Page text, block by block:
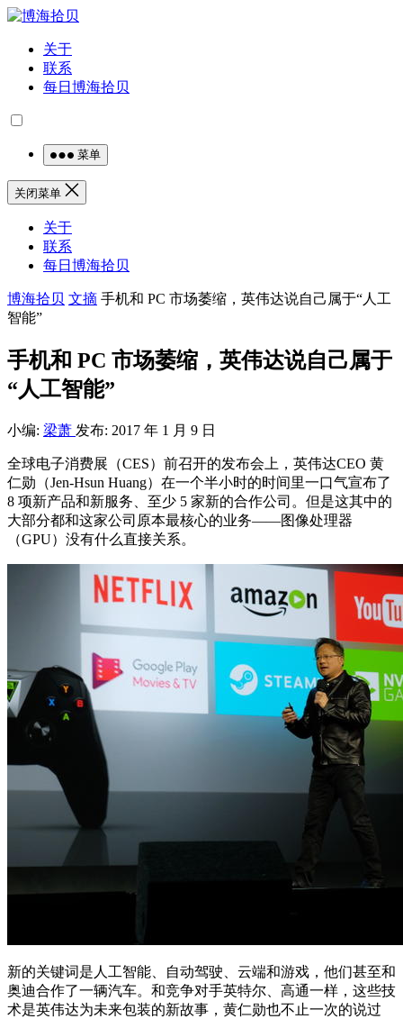
关于
联系
每日博海拾贝
菜单
关闭菜单
关于
联系
每日博海拾贝
博海拾贝 文摘 手机和 PC 市场萎缩，英伟达说自己属于“人工
智能”
手机和 PC 市场萎缩，英伟达说自己属于
“人工智能”
小编: 梁萧 发布: 2017 年 1 月 9 日
全球电子消费展（CES）前召开的发布会上，英伟达CEO 黄
仁勋（Jen-Hsun Huang）在一个半小时的时间里一口气宣布了
8 项新产品和新服务、至少 5 家新的合作公司。但是这其中的
大部分都和这家公司原本最核心的业务——图像处理器
（GPU）没有什么直接关系。
新的关键词是人工智能、自动驾驶、云端和游戏，他们甚至和
奥迪合作了一辆汽车。和竞争对手英特尔、高通一样，这些技
术是英伟达为未来包装的新故事，黄仁勋也不止一次的说过